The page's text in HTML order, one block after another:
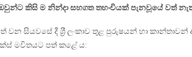
කිසි ම නින්දා සහගත තහංචියක් පැනවූයේ වත්
වන සියවසේ දී ශ‍්‍රී ලංකාව තුළ පුරුෂයන් හා කාන්තාවන්
මවිතයට පත් කළේ ය: